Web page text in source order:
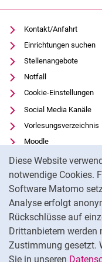
Diese Website
notwendige Cookies.
Software Matomo
Analyse erfolgt
Rückschlüsse auf
Drittanbietern werden
Zustimmung gesetzt.
Sie in unseren
Kontakt/Anfahrt
Einrichtungen suchen
Stellenangebote
Notfall
Cookie-Einstellungen
Social Media Kanäle
Vorlesungsverzeichnis
Moodle
Panopto
Universitätsbibliothek
Datenschutz
Barrierefreiheit
Transparenter KI-